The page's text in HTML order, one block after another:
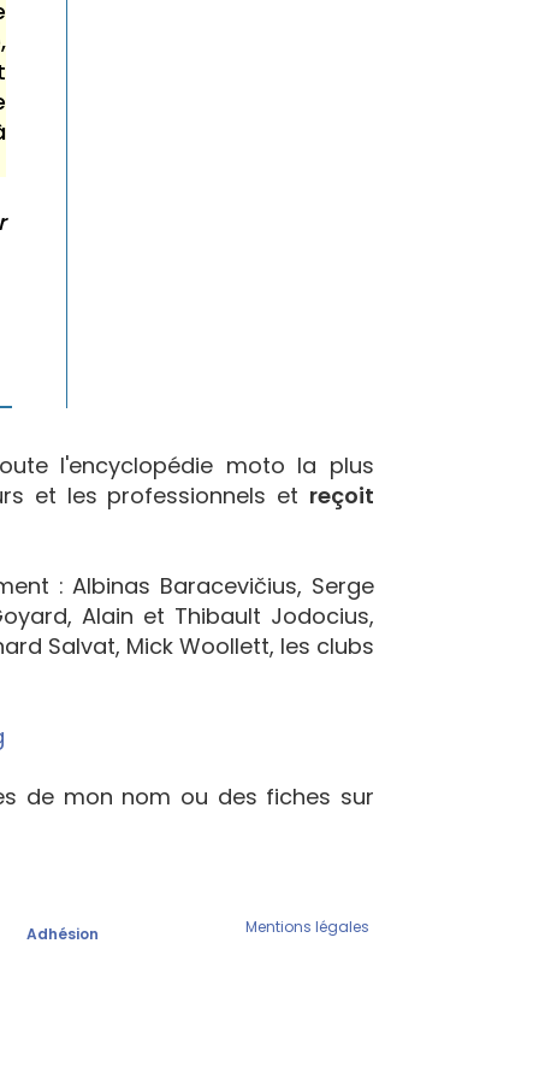
l'encyclopédie moto la plus
et les professionnels et reçoit
: Albinas Baracevičius, Serge
Alain et Thibault Jodocius,
Salvat, Mick Woollett, les clubs
de mon nom ou des fiches sur
Adhésion Mentions légales